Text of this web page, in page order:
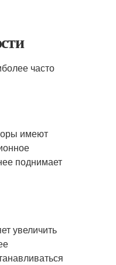
часто
имеют
поднимает
увеличить